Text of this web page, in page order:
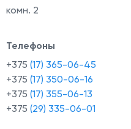
комн. 2
Телефоны
+375 (17) 365-06-45
+375 (17) 350-06-16
+375 (17) 355-06-13
+375 (29) 335-06-01